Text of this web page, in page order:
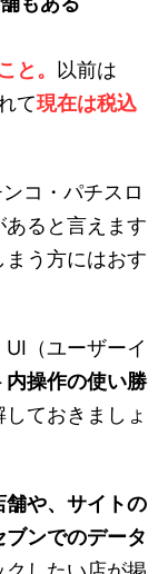
と。 以前は
て現在は税込
コ・パチスロ
ると言えます
う方にはおす
（ユーザーイ
内操作の使い勝
ておきましょ
舗や、サイトの
ンでのデータ